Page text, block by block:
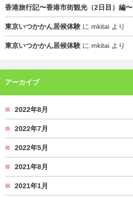
香港旅行記〜香港市街観光（2日目）編〜
東京いつかかん居候体験 に mkitai より
東京いつかかん居候体験 に mkitai より
アーカイブ
2022年8月
2022年7月
2022年5月
2021年8月
2021年1月